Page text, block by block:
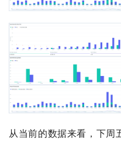
从当前的数据来看，下周